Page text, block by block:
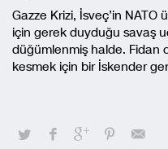
Gazze Krizi, İsveç’in NATO
için gerek duyduğu savaş
düğümlenmiş halde. Fidan
kesmek için bir İskender